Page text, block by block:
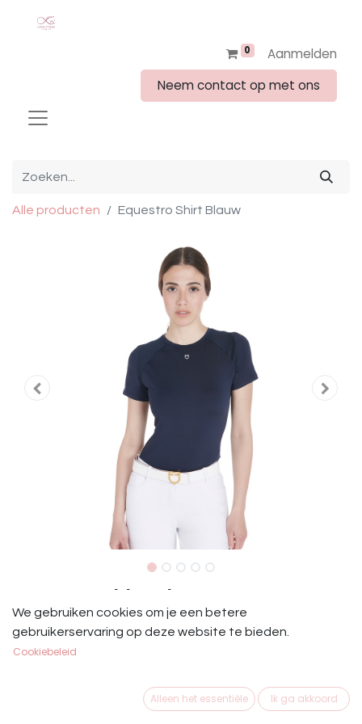
0
Aanmelden
Neem contact op met ons
Alle producten Equestro Shirt Blauw
Equestro Shirt Blauw
Equestro slim fit technisch T-shirt met halve mouwen
voor dames van ademende technische stof voor
We gebruiken cookies om je een betere
gebruikerservaring op deze website te bieden.
Cookiebeleid
Alleen het essentiële Ik ga akkoord